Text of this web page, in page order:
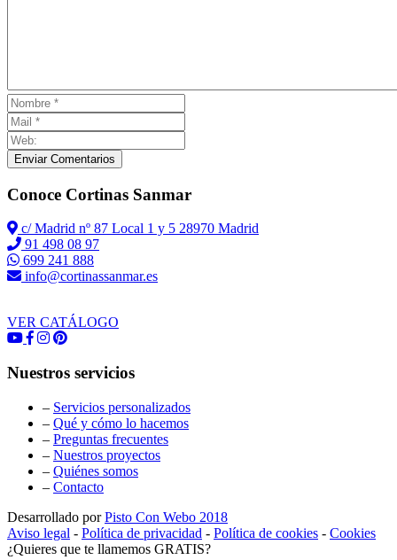
Enviar Comentarios
Conoce Cortinas Sanmar
c/ Madrid nº 87 Local 1 y 5 28970 Madrid
91 498 08 97
699 241 888
info@cortinassanmar.es
VER CATÁLOGO
Nuestros servicios
– Servicios personalizados
– Qué y cómo lo hacemos
– Preguntas frecuentes
– Nuestros proyectos
– Quiénes somos
– Contacto
Desarrollado porPisto Con Webo 2018
Aviso legal - Política de privacidad - Política de cookies - Cookies
¿Quieres que te llamemos GRATIS?